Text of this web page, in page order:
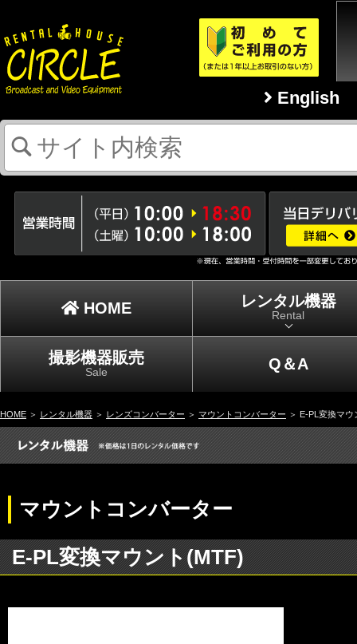
English
HOME レンタル機器
Rental
撮影機器販売
Sale Q＆A
HOME ＞ レンタル機器 ＞ レンズコンバーター ＞ マウントコンバーター ＞ E-PL変換マ
マウントコンバーター
E-PL変換マウント(MTF)